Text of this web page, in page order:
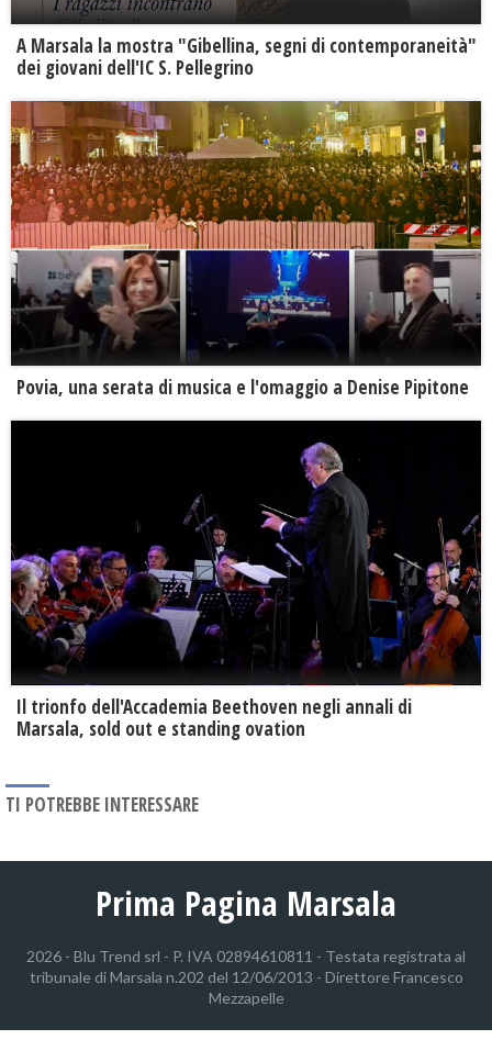
A Marsala la mostra "Gibellina, segni di contemporaneità"
dei giovani dell'IC S. Pellegrino
Povia, una serata di musica e l'omaggio a Denise Pipitone
Il trionfo dell'Accademia Beethoven negli annali di
Marsala, sold out e standing ovation
TI POTREBBE INTERESSARE
Prima Pagina Marsala
2026 - Blu Trend srl - P. IVA 02894610811 - Testata registrata al
tribunale di Marsala n.202 del 12/06/2013 - Direttore Francesco
Mezzapelle